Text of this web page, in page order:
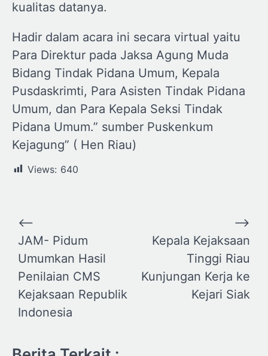
kualitas datanya.
Hadir dalam acara ini secara virtual yaitu
Para Direktur pada Jaksa Agung Muda
Bidang Tindak Pidana Umum, Kepala
Pusdaskrimti, Para Asisten Tindak Pidana
Umum, dan Para Kepala Seksi Tindak
Pidana Umum.” sumber Puskenkum
Kejagung” ( Hen Riau)
Views: 640
Navigasi
pos
⟵
JAM- Pidum
Umumkan Hasil
Penilaian CMS
Kejaksaan Republik
Indonesia
Kepala Kejaksaan
Tinggi Riau
Kunjungan Kerja ke
Kejari Siak
⟶